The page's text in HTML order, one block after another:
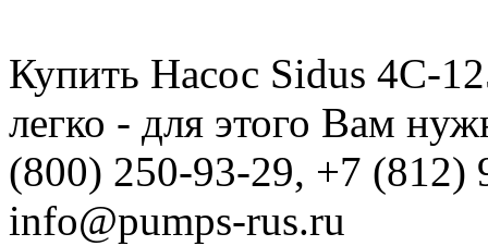
Купить Насос Sidus 4С-
легко - для этого Вам
(800) 250-93-29, +7 (812)
info@pumps-rus.ru